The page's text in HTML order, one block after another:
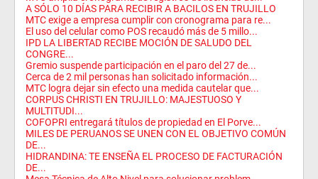
A SÓLO 10 DÍAS PARA RECIBIR A BACILOS EN TRUJILLO
MTC exige a empresa cumplir con cronograma para re...
El uso del celular como POS recaudó más de 5 millo...
IPD LA LIBERTAD RECIBE MOCIÓN DE SALUDO DEL
CONGRE...
Gremio suspende participación en el paro del 27 de...
Cerca de 2 mil personas han solicitado información...
MTC logra dejar sin efecto una medida cautelar que...
CORPUS CHRISTI EN TRUJILLO: MAJESTUOSO Y
MULTITUDI...
COFOPRI entregará títulos de propiedad en El Porve...
MILES DE PERUANOS SE UNEN CON EL OBJETIVO COMÚN
DE...
HIDRANDINA: TE ENSEÑA EL PROCESO DE FACTURACIÓN
DE...